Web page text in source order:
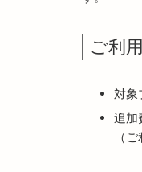
ご利
対象
追加
（